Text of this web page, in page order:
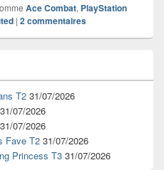
Ace Combat, PlayStation
| 2commentaires
T2 31/07/2026
31/07/2026
31/07/2026
Fave T2 31/07/2026
Princess T3 31/07/2026